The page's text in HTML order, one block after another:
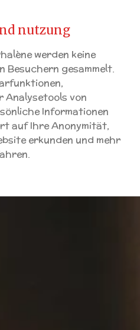
nutzung
werden keine
Besuchern gesammelt.
von
Informationen
auf Ihre Anonymität,
erkunden und mehr